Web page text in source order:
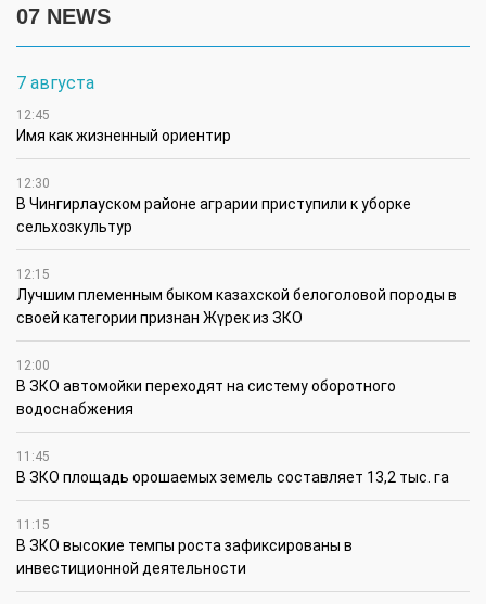
07 NEWS
7 августа
12:45
Имя как жизненный ориентир
12:30
В Чингирлауском районе аграрии приступили к уборке
сельхозкультур
12:15
Лучшим племенным быком казахской белоголовой породы в
своей категории признан Жүрек из ЗКО
12:00
В ЗКО автомойки переходят на систему оборотного
водоснабжения
11:45
В ЗКО площадь орошаемых земель составляет 13,2 тыс. га
11:15
В ЗКО высокие темпы роста зафиксированы в
инвестиционной деятельности